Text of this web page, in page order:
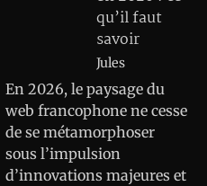
qu’il faut
savoir
Jules
En 2026, le paysage du
web francophone ne cesse
de se métamorphoser
sous l’impulsion
d’innovations majeures et